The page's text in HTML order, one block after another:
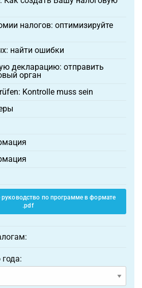
налогов: оптимизируйте
найти ошибки
декларацию: отправить
орган
Kontrolle muss sein
руководство по программе в формате
.pdf